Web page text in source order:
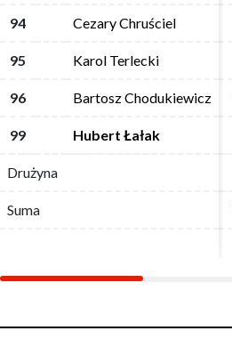
94 Cezary Chruściel
95 Karol Terlecki
96 Bartosz Chodukiewicz
99 Hubert Łałak
Drużyna
Suma
94 Cezary Chruściel
95 Karol Terlecki
96 Bartosz Chodukiewicz
99 Hubert Łałak
Drużyna
Suma